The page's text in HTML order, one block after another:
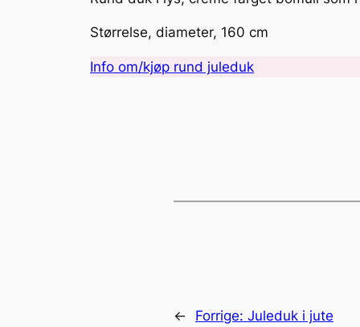
Størrelse, diameter, 160 cm
Info om/kjøp rund juleduk
← Forrige: Juleduk i jute